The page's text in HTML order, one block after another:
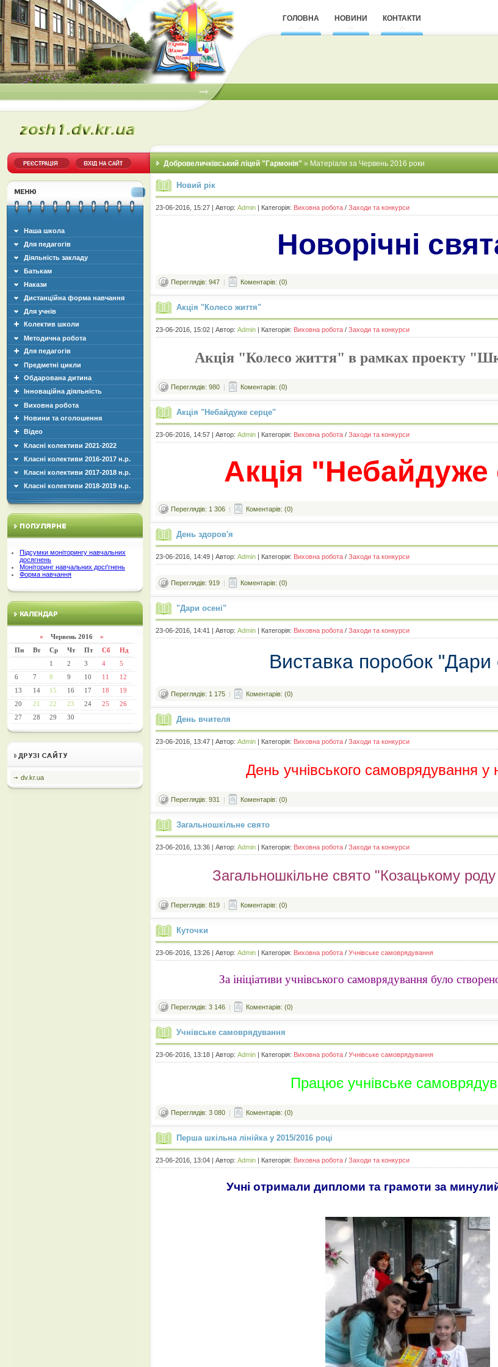
ГОЛОВНА НОВИНИ КОНТАКТИ
Добровеличківський ліцей "Гармонія" » Матеріали за Червень 2016 роки
Наша школа
Для педагогів
Діяльність закладу
Батькам
Накази
Дистанційна форма навчання
Для учнів
Колектив школи
Методична робота
Для педагогів
Предметні цикли
Обдарована дитина
Інноваційна діяльність
Виховна робота
Новини та оголошення
Відео
Класні колективи 2021-2022
Класні колективи 2016-2017 н.р.
Класні колективи 2017-2018 н.р.
Класні колективи 2018-2019 н.р.
Підсумки моніторингу навчальних
досягнень
Моніторинг навчальних досґгнень
Форма навчання
« Червень 2016 »
Пн
Вт Ср Чт Пт Сб
Нд
1
2 3 4
5
6
7 8 9 10 11
12
13
14 15 16 17 18
19
20
21 22 23 24 25
26
27
28 29 30
dv.kr.ua
Новий рік
23-06-2016, 15:27 | Автор: Admin | Категорія: Виховна робота / Заходи та конкурси
Новорічні
Переглядів: 947 | Коментарів: (0)
Акція "Колесо життя"
23-06-2016, 15:02 | Автор: Admin | Категорія: Виховна робота / Заходи та конкурси
Акція "Колесо життя" в рамках проекту
Переглядів: 980 | Коментарів: (0)
Акція "Небайдуже серце"
23-06-2016, 14:57 | Автор: Admin | Категорія: Виховна робота / Заходи та конкурси
Акція "Небайдуже
Переглядів: 1 306 | Коментарів: (0)
День здоров'я
23-06-2016, 14:49 | Автор: Admin | Категорія: Виховна робота / Заходи та конкурси
Переглядів: 919 | Коментарів: (0)
"Дари осені"
23-06-2016, 14:41 | Автор: Admin | Категорія: Виховна робота / Заходи та конкурси
Виставка поробок "Дари
Переглядів: 1 175 | Коментарів: (0)
День вчителя
23-06-2016, 13:47 | Автор: Admin | Категорія: Виховна робота / Заходи та конкурси
День учнівського самоврядування у
Переглядів: 931 | Коментарів: (0)
Загальношкільне свято
23-06-2016, 13:36 | Автор: Admin | Категорія: Виховна робота / Заходи та конкурси
Загальношкільне свято "Козацькому
Переглядів: 819 | Коментарів: (0)
Куточки
23-06-2016, 13:26 | Автор: Admin | Категорія: Виховна робота / Учнівське самоврядування
За ініціативи учнівського самоврядування було
Переглядів: 3 146 | Коментарів: (0)
Учнівське самоврядування
23-06-2016, 13:18 | Автор: Admin | Категорія: Виховна робота / Учнівське самоврядування
Працює учнівське
Переглядів: 3 080 | Коментарів: (0)
Перша шкільна лінійка у 2015/2016 році
23-06-2016, 13:04 | Автор: Admin | Категорія: Виховна робота / Заходи та конкурси
Учні отримали дипломи та грамоти за